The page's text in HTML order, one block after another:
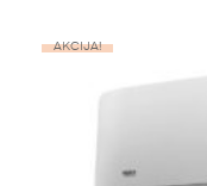
AKCIJA!